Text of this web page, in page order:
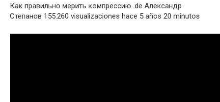
Как правильно мерить компрессию. de Александр
Степанов 155.260 visualizaciones hace 5 años 20 minutos